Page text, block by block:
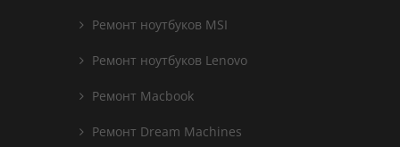
Ремонт ноутбуков MSI
Ремонт ноутбуков Lenovo
Ремонт Macbook
Ремонт Dream Machines